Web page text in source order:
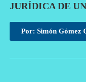
JURÍDICA DE
Por: Simón Gómez